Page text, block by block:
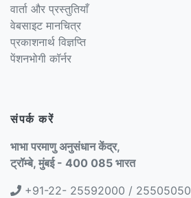
वार्ता और प्रस्तुतियाँ
वेबसाइट मानचित्र
प्रकाशनार्थ विज्ञप्ति
पेंशनभोगी कॉर्नर
संपर्क करें
भाभा परमाणु अनुसंधान केंद्र,
ट्रॉम्बे, मुंबई - 400 085 भारत
+91-22- 25592000 / 25505050